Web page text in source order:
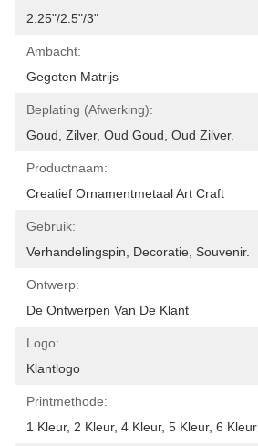
2.25"/2.5"/3"
Ambacht:
Gegoten Matrijs
Beplating (afwerking):
Goud, Zilver, Oud Goud, Oud Zilver.
Productnaam:
Creatief Ornamentmetaal Art Craft
Gebruik:
Verhandelingspin, Decoratie, Souvenir.
Ontwerp:
De Ontwerpen Van De Klant
Logo:
Klantlogo
Printmethode:
1 Kleur, 2 Kleur, 4 Kleur, 5 Kleur, 6 Kleur